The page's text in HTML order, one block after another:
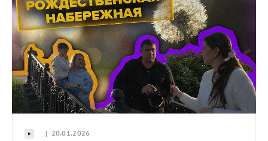
| 20.01.2026